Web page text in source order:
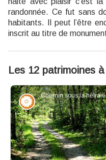
randonnée. Ce fut sans
habitants. Il peut l’être
inscrit au titre de
Les 12 patrimoines
Flore